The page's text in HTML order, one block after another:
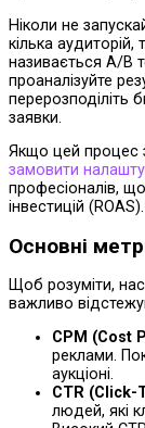
Ніколи не
кілька аудиторій,
називається A/B
проаналізуйте
перерозподіліть
заявки.
Якщо цей процес
замовити
професіоналів,
інвестицій (ROAS).
Основні
Щоб розуміти,
важливо
CPM (Cost
реклами.
аукціоні.
CTR (Click-
людей, які